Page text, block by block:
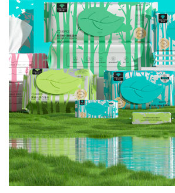
柔贝树-品牌定位设计
品类调研-战略定位-标志设计-包装设计